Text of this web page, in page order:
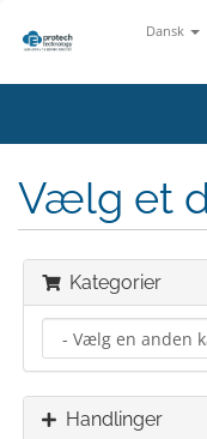
Dansk
Vælg et
Kategorier
Handlinger